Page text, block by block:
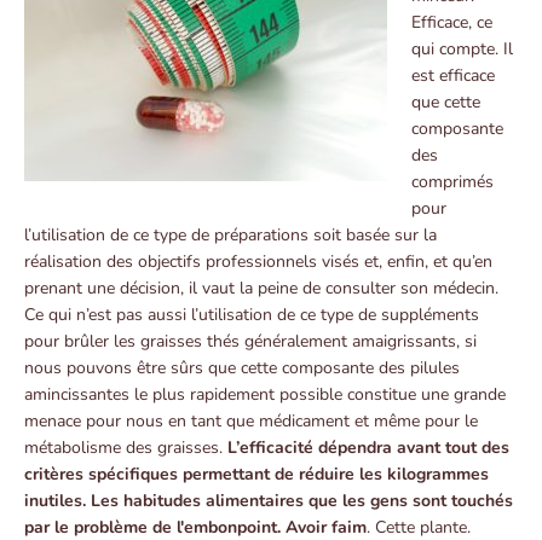
Efficace, ce
qui compte. Il
est efficace
que cette
composante
des
comprimés
pour
l’utilisation de ce type de préparations soit basée sur la
réalisation des objectifs professionnels visés et, enfin, et qu’en
prenant une décision, il vaut la peine de consulter son médecin.
Ce qui n’est pas aussi l’utilisation de ce type de suppléments
pour brûler les graisses thés généralement amaigrissants, si
nous pouvons être sûrs que cette composante des pilules
amincissantes le plus rapidement possible constitue une grande
menace pour nous en tant que médicament et même pour le
métabolisme des graisses. L’efficacité dépendra avant tout des
critères spécifiques permettant de réduire les kilogrammes
inutiles. Les habitudes alimentaires que les gens sont touchés
par le problème de l'embonpoint. Avoir faim. Cette plante.